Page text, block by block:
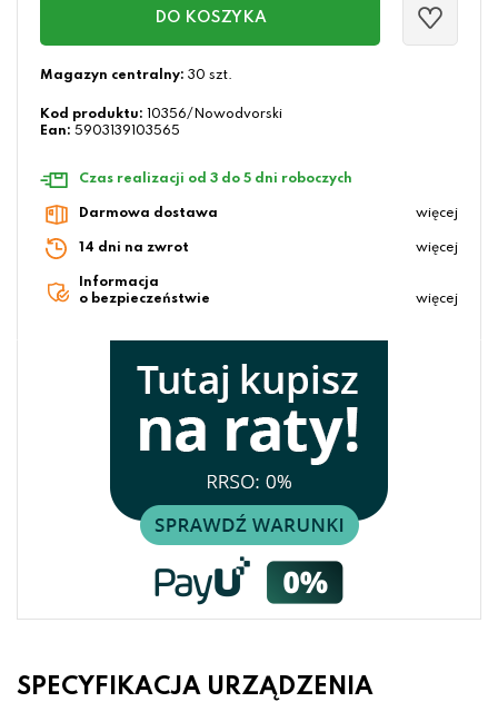
DO KOSZYKA
Magazyn centralny: 30 szt.
Kod produktu:
10356/Nowodvorski
Ean: 5903139103565
Czas realizacji od 3 do 5 dni roboczych
Darmowa dostawa więcej
14 dni na zwrot więcej
Informacja
o bezpieczeństwie
więcej
SPECYFIKACJA URZĄDZENIA